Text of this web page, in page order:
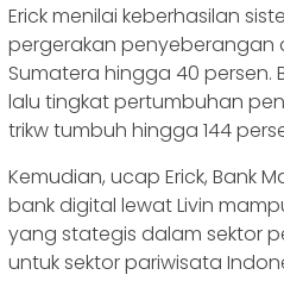
Erick menilai keberhasilan
pergerakan penyeberangan
Sumatera hingga 40 persen.
lalu tingkat pertumbuhan
trikw tumbuh hingga 144
Kemudian, ucap Erick, Bank
bank digital lewat Livin
yang stategis dalam sektor
untuk sektor pariwisata